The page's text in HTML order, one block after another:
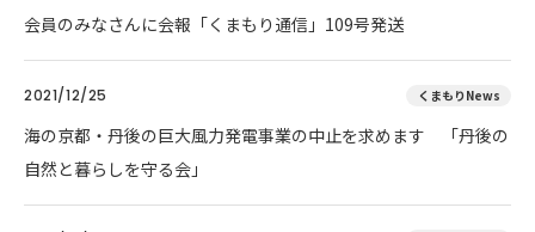
会員のみなさんに会報「くまもり通信」109号発送
2021/12/25 くまもりNews
海の京都・丹後の巨大風力発電事業の中止を求めます 「丹後の
自然と暮らしを守る会」